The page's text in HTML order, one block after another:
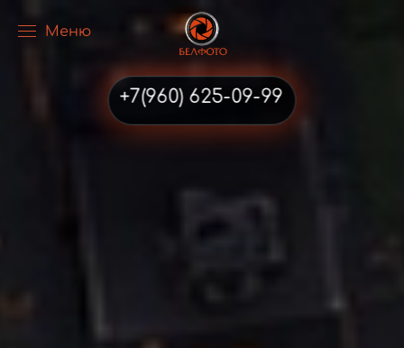
Перейти к содержимому
Меню
+7(960) 625-09-99